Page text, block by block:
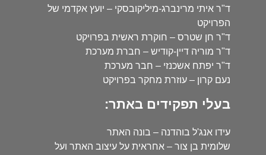
ד"ר איתי מרינברג-מיליקובסקי – יועץ אקדמי של
הפרויקט
ד"ר חן שטרס – חוקרת ראשית בפרויקט
ד"ר מוריה דיין-קודיש – חברת מערכת
ד"ר יפתח אשכנזי – חבר מערכת
נעם קרון – עוזרת מחקר בפרויקט
בעלי תפקידים באתר:
עידו אנג'ל בוהדנה – בונה האתר
שלומית בן צור – אחראית על עיצוב האתר ועל